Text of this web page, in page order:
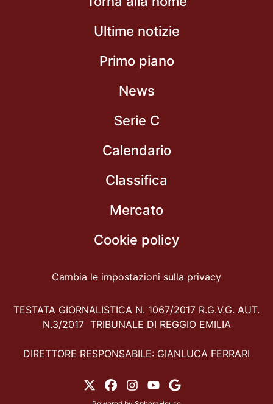
Ultime notizie
Primo piano
News
Serie C
Calendario
Classifica
Mercato
Cookie policy
Cambia le impostazioni sulla privacy
TESTATA GIORNALISTICA N. 1067/2017 R.G.V.G. AUT.
N.3/2017 TRIBUNALE DI REGGIO EMILIA
DIRETTORE RESPONSABILE: GIANLUCA FERRARI